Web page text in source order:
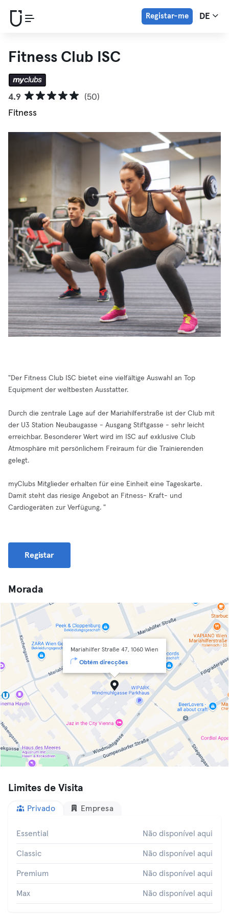
Registar-me DE
Fitness Club ISC
4.9
(50)
Fitness
"Der Fitness Club ISC bietet eine vielfältige Auswahl an Top
Equipment der weltbesten Ausstatter.
Durch die zentrale Lage auf der Mariahilferstraße ist der Club mit
der U3 Station Neubaugasse - Ausgang Stiftgasse - sehr leicht
erreichbar. Besonderer Wert wird im ISC auf exklusive Club
Atmosphäre mit persönlichem Freiraum für die Trainierenden
gelegt.
myClubs Mitglieder erhalten für eine Einheit eine Tageskarte.
Damit steht das riesige Angebot an Fitness- Kraft- und
Cardiogeräten zur Verfügung. "
Registar
Morada
Mariahilfer Straße 47, 1060 Wien
Obtém direcções
Limites de Visita
Privado Empresa
Essential Não disponível aqui
Classic Não disponível aqui
Premium Não disponível aqui
Max Não disponível aqui